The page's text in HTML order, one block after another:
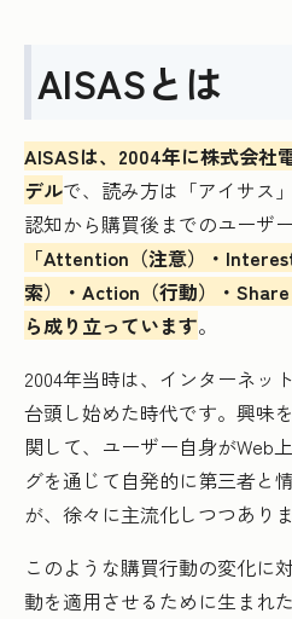
AISASとは
AISASは、2004年に株式会社
デルで、読み方は「アイサス
認知から購買後までのユーザ
「Attention（注意）・
索）・Action（行動）・
ら成り立っています。
2004年当時は、インターネッ
台頭し始めた時代です。興味
関して、ユーザー自身がWeb
グを通じて自発的に第三者と
が、徐々に主流化しつつありま
このような購買行動の変化に
動を適用させるために生まれた